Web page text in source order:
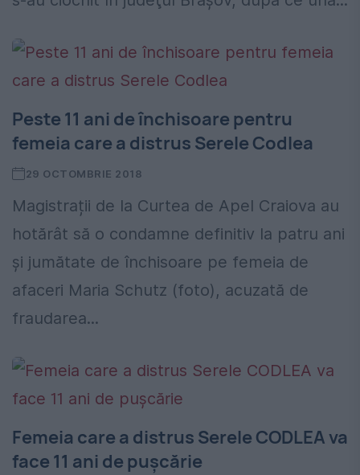
Peste 11 ani de închisoare pentru
femeia care a distrus Serele Codlea
29 OCTOMBRIE 2018
Magistrații de la Curtea de Apel Craiova au
hotărât să o condamne definitiv la patru ani
şi jumătate de închisoare pe femeia de
afaceri Maria Schutz (foto), acuzată de
fraudarea...
Femeia care a distrus Serele CODLEA va
face 11 ani de pușcărie